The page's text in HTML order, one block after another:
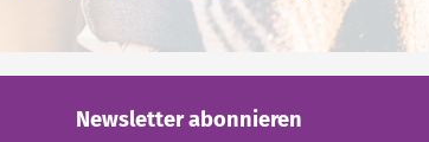
Newsletter abonnieren